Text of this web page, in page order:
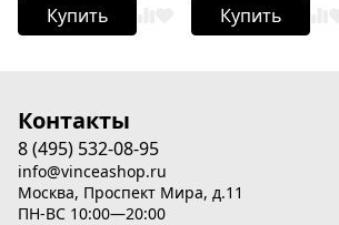
Купить Купить
Контакты
8 (495) 532-08-95
info@vinceashop.ru
Москва, Проспект Мира, д.11
ПН-ВС 10:00—20:00